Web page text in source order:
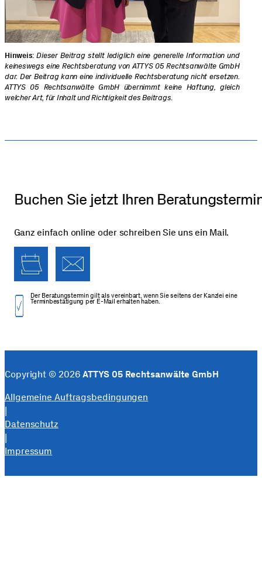
Hinweis:Dieser Beitrag stellt lediglich eine generelle Information und
keineswegs eine Rechtsberatung von ATTYS 05 Rechtsanwälte GmbH
dar. Der Beitrag kann eine individuelle Rechtsberatung nicht ersetzen.
ATTYS 05 Rechtsanwälte GmbH übernimmt keine Haftung, gleich
welcher Art, für Inhalt und Richtigkeit des Beitrags
Buchen Sie jetzt Ihren
Ganz einfach online oder schreiben Sie uns ein Mail.
Der Beratungs­termin gilt als vereinbart, wenn Sie seitens der Kanzlei eine
Termin­bestätigung per E-Mail erhalten haben.
Copyright © 2026ATTYS 05 Rechtsanwälte GmbH
Allgemeine Auftragsbedingungen
Datenschutz
Impressum